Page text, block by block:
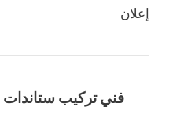
إعلان
فني تركيب ستاندات